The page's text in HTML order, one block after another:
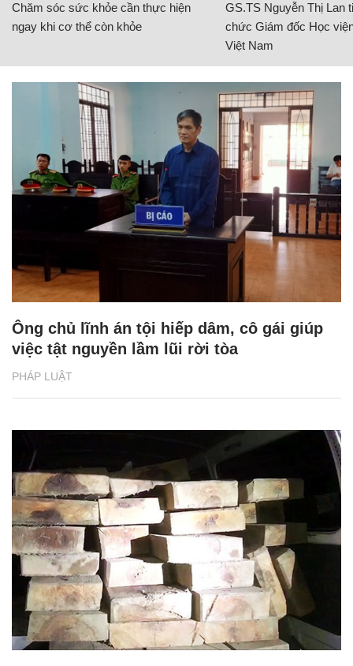
Chăm sóc sức khỏe cần thực hiện
ngay khi cơ thể còn khỏe
GS.TS Nguyễn Thị Lan
chức Giám đốc Học
Việt Nam
PHÁP LUẬT
Ông chủ lĩnh án tội hiếp dâm, cô gái giúp
việc tật nguyền lầm lũi rời tòa